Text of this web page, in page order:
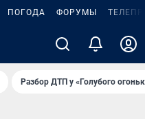
ПОГОДА ФОРУМЫ
Разбор ДТП у «Голубого